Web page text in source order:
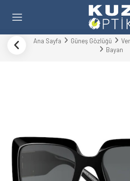
Ana Sayfa Güneş Gözlüğü
Bayan